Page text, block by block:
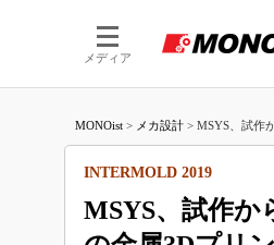
メディア
MONOist > メカ設計 > MSYS、試作
MSYS、試作か
INTERMOLD 2019